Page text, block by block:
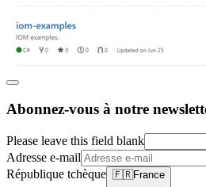
Abonnez-vous à notre
Please leave this field blank
Adresse e-mail
République tchèque 🇫🇷France